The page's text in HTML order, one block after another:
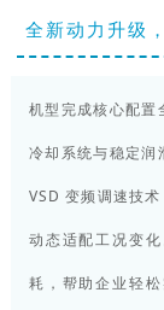
全新动力升级
机型完成核心配置
冷却系统与稳定润
VSD 变频调速技
动态适配工况变
耗，帮助企业轻